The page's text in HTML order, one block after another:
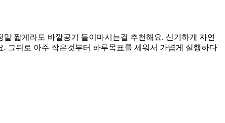
짧게라도 바깥공기 들이마시는걸 추천해요. 신기하게 자연
그뒤로 아주 작은것부터 하루목표를 세워서 가볍게 실행하다